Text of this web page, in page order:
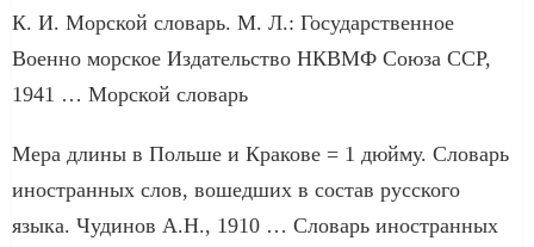
К. И. Морской словарь. М. Л.: Государственное
Военно морское Издательство НКВМФ Союза ССР,
1941 … Морской словарь
Мера длины в Польше и Кракове = 1 дюйму. Словарь
иностранных слов, вошедших в состав русского
языка. Чудинов А.Н., 1910 … Словарь иностранных